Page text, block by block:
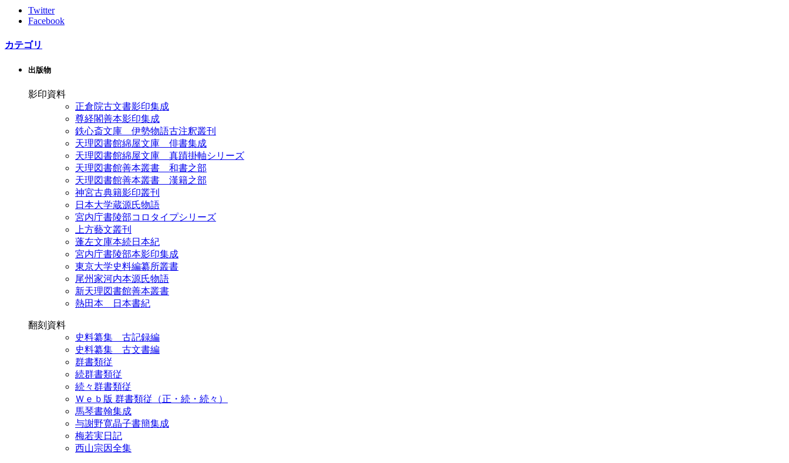
Twitter
Facebook
カテゴリ
出版物
影印資料
正倉院古文書影印集成
尊経閣善本影印集成
鉄心斎文庫 伊勢物語古注釈叢刊
天理図書館綿屋文庫 俳書集成
天理図書館綿屋文庫 真蹟掛軸シリーズ
天理図書館善本叢書 和書之部
天理図書館善本叢書 漢籍之部
神宮古典籍影印叢刊
日本大学蔵源氏物語
宮内庁書陵部コロタイプシリーズ
上方藝文叢刊
蓬左文庫本続日本紀
宮内庁書陵部本影印集成
東京大学史料編纂所叢書
尾州家河内本源氏物語
新天理図書館善本叢書
熱田本 日本書紀
翻刻資料
史料纂集 古記録編
史料纂集 古文書編
群書類従
続群書類従
続々群書類従
Ｗｅｂ版 群書類従（正・続・続々）
馬琴書翰集成
与謝野寛晶子書簡集成
梅若実日記
西山宗因全集